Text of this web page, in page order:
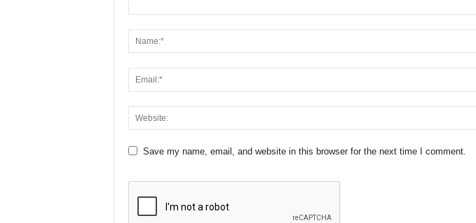
Save my name, email, and website in this browser for the next time I comment.